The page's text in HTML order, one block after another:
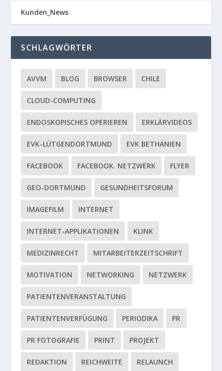
Kunden_News
SCHLAGWÖRTER
AVVM BLOG BROWSER CHILE
CLOUD-COMPUTING
ENDOSKOPISCHES OPERIEREN ERKLÄRVIDEOS
EVK-LÜTGENDORTMUND EVK BETHANIEN
FACEBOOK FACEBOOK. NETZWERK FLYER
GEO-DORTMUND GESUNDHEITSFORUM
IMAGEFILM INTERNET
INTERNET-APPLIKATIONEN KLINK
MEDIZINRECHT MITARBEITERZEITSCHRIFT
MOTIVATION NETWORKING NETZWERK
PATIENTENVERANSTALTUNG
PATIENTENVERFÜGUNG PERIODIKA PR
PR FOTOGRAFIE PRINT PROJEKT
REDAKTION REICHWEITE RELAUNCH